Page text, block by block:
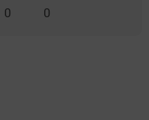
0 0